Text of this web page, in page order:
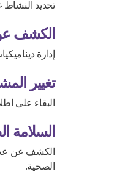
تحديد النشاط
الكشف
إدارة
تغيير
البقاء على
السلامة
الكشف عن عدم
الصحية.